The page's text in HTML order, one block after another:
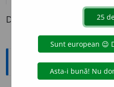
Definiția cu ID-ul 29782:
Explicative DEX